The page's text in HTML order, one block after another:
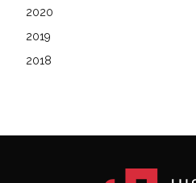
2020
2019
2018